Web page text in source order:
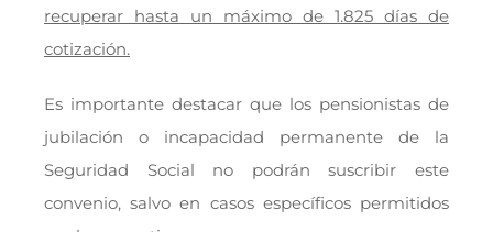
recuperar hasta un máximo de 1.825 días de
cotización.
Es importante destacar que los pensionistas de
jubilación o incapacidad permanente de la
Seguridad Social no podrán suscribir este
convenio, salvo en casos específicos permitidos